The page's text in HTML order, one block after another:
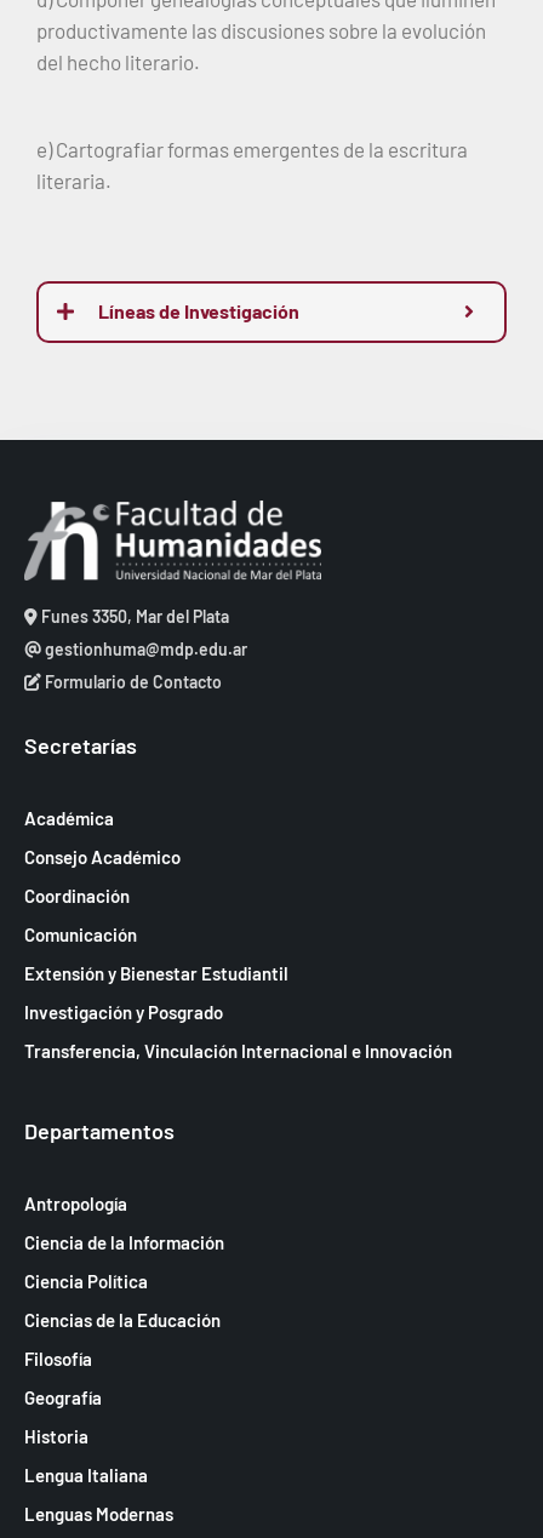
productivamente las discusiones sobre la evolución
del hecho literario.
e) Cartografiar formas emergentes de la escritura
literaria.
Líneas de Investigación
Funes 3350, Mar del Plata
gestionhuma@mdp.edu.ar
Formulario de Contacto
Secretarías
Académica
Consejo Académico
Coordinación
Comunicación
Extensión y Bienestar Estudiantil
Investigación y Posgrado
Transferencia, Vinculación Internacional e Innovación
Departamentos
Antropología
Ciencia de la Información
Ciencia Política
Ciencias de la Educación
Filosofía
Geografía
Historia
Lengua Italiana
Lenguas Modernas